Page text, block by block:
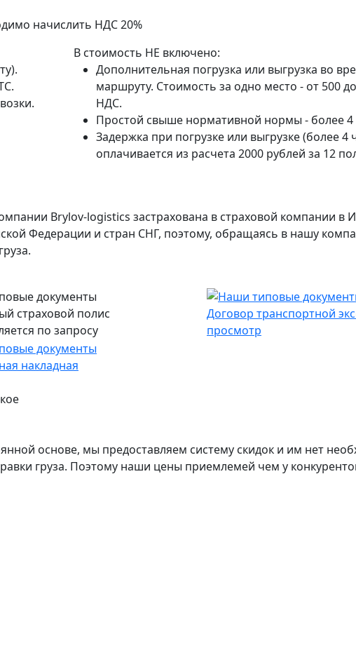
начислить НДС 20%
В стоимость НЕ включено:
Дополнительная погрузка или выгрузка во
маршруту. Стоимость за одно место - от 500
НДС.
Простой свыше нормативной нормы - более 4
Задержка при погрузке или выгрузке (более 4
оплачивается из расчета 2000 рублей за 12
Brylov-logistics застрахована в страховой компании в
Федерации и стран СНГ, поэтому, обращаясь в нашу
страховой полис
по запросу
Договор транспортной
просмотр
накладная
основе, мы предоставляем систему скидок и им нет
груза. Поэтому наши цены приемлемей чем у